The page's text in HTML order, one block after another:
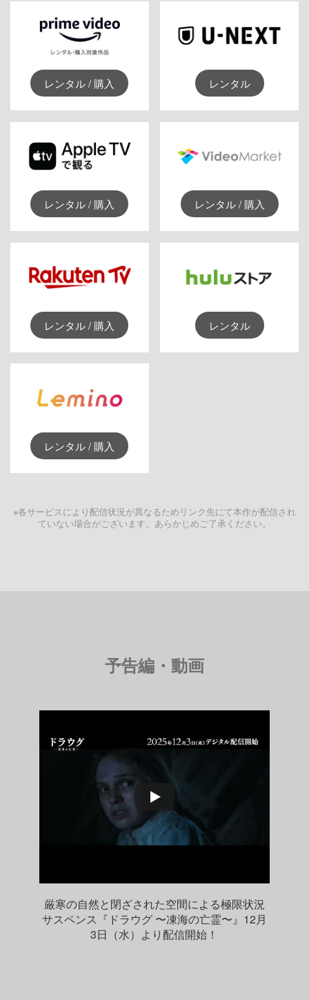
レンタル / 購入 レンタル
レンタル / 購入 レンタル / 購入
レンタル / 購入 レンタル
レンタル / 購入
※各サービスにより配信状況が異なるためリンク先にて本作が配信され
ていない場合がございます。あらかじめご了承ください。
予告編・動画
厳寒の自然と閉ざされた空間による極限状況
サスペンス『ドラウグ 〜凍海の亡霊〜』12月
3日（水）より配信開始！